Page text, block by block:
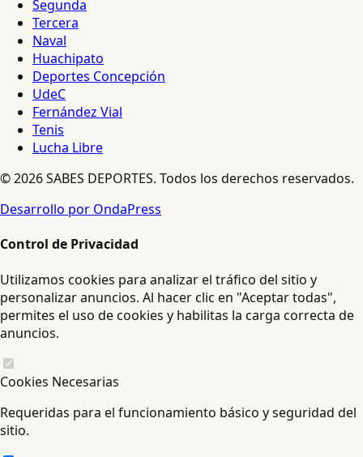
Segunda
Tercera
Naval
Huachipato
Deportes Concepción
UdeC
Fernández Vial
Tenis
Lucha Libre
© 2026 SABES DEPORTES. Todos los derechos reservados.
Desarrollo por OndaPress
Control de Privacidad
Utilizamos cookies para analizar el tráfico del sitio y
personalizar anuncios. Al hacer clic en "Aceptar todas",
permites el uso de cookies y habilitas la carga correcta de
anuncios.
Cookies Necesarias
Requeridas para el funcionamiento básico y seguridad del
sitio.